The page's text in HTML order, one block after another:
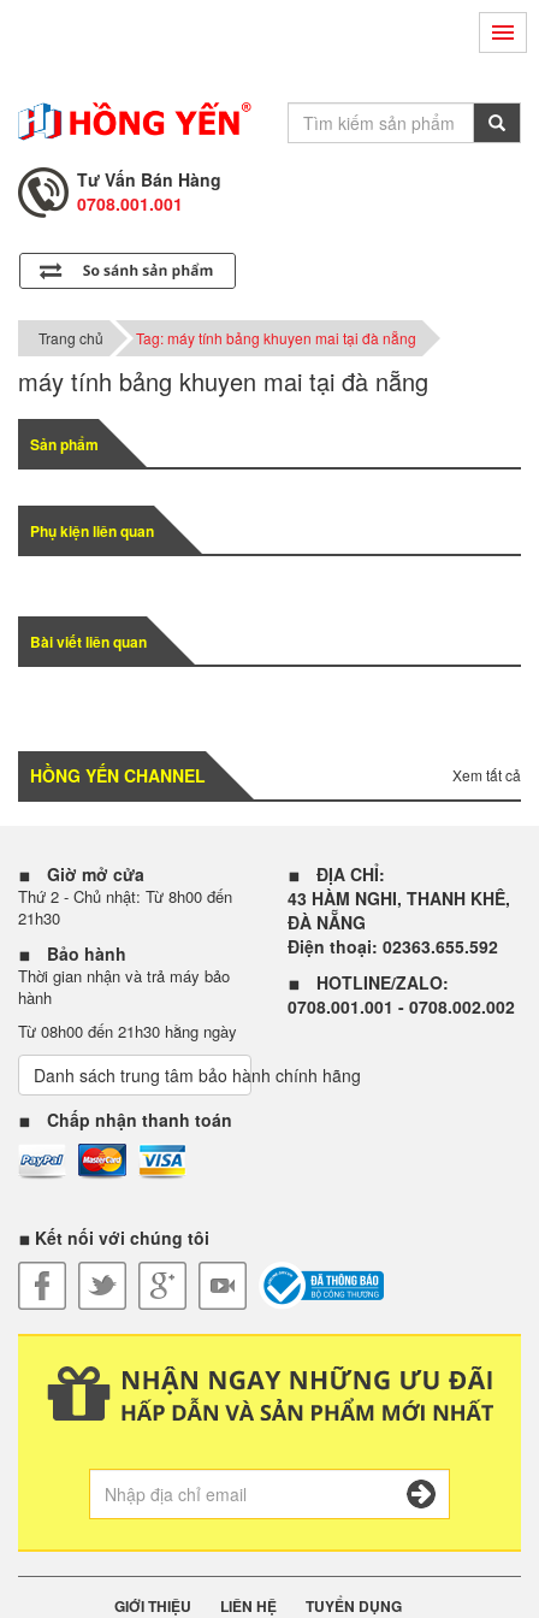
Hỗ Trợ Kỹ Thuật
Tư Vấn Bán Hàng
0708.001.001
0708.002.002
Tư Vấn Bán Hàng
Trang chủ Tag: máy tính bảng khuyen mai tại đà nẵng
máy tính bảng khuyen mai tại đà nẵng
Sản phẩm
Phụ kiện liên quan
Bài viết liên quan
HỒNG YẾN CHANNEL Xem tất cả
Giờ mở cửa
Thứ 2 - Chủ nhật: Từ 8h00 đến
21h30
Bảo hành
Thời gian nhận và trả máy bảo
hành
Từ 08h00 đến 21h30 hằng ngày
Danh sách trung tâm bảo hành chính hãng
Chấp nhận thanh toán
ĐỊA CHỈ:
43 HÀM NGHI, THANH KHÊ,
ĐÀ NẴNG
Điện thoại: 02363.655.592
HOTLINE/ZALO:
0708.001.001 - 0708.002.002
Kết nối với chúng tôi
GIỚI THIỆU LIÊN HỆ
TUYỂN DỤNG